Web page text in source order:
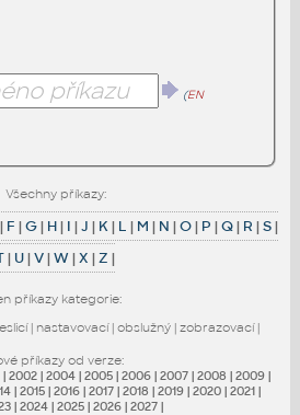
(EN
Všechny příkazy:
| F |G| H| I |J | K| L | M | N |O| P |Q| R |S|
| U|V|W|X |Z |
příkazy kategorie:
| nastavovací| obslužný| zobrazovací|
příkazy od verze:
| 2002 | 2004 | 2005 | 2006 | 2007 | 2008 | 2009 |
| 2015 | 2016 | 2017 | 2018 | 2019 | 2020 | 2021 |
| 2024 | 2025 | 2026 | 2027 |